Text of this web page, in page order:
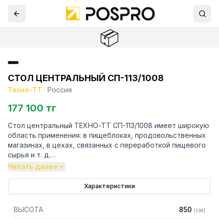
📦
СТОЛ ЦЕНТРАЛЬНЫЙ СП-113/1008
Техно-ТТ · Россия
177 100 тг
Стол центральный ТЕХНО-ТТ СП-113/1008 имеет широкую
область применения: в пищеблоках, продовольственных
магазинах, в цехах, связанных с переработкой пищевого
сырья и т. д.
Стол производственный имеет сборно-разборную
изготовленного из конструкционного профиля. Столы без
рабочей поверхности.
Читать далее
Характеристики
ВЫСОТА 850 (см)